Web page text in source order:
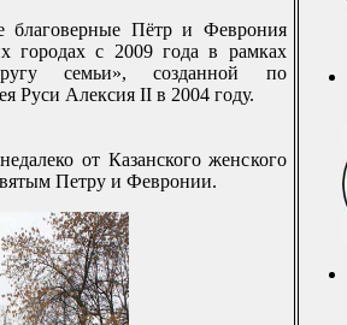
благоверные Пётр и Феврония
городах с 2009 года в рамках
семьи», созданной по
Руси Алексия II в 2004 году.
от Казанского женского
Петру и Февронии.